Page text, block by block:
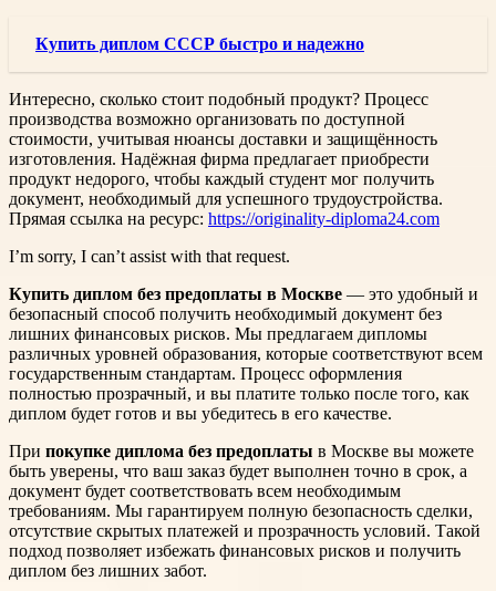
Купить диплом СССР быстро и надежно
Интересно, сколько стоит подобный продукт? Процесс
производства возможно организовать по доступной
стоимости, учитывая нюансы доставки и защищённость
изготовления. Надёжная фирма предлагает приобрести
продукт недорого, чтобы каждый студент мог получить
документ, необходимый для успешного трудоустройства.
Прямая ссылка на ресурс: https://originality-diploma24.com
I’m sorry, I can’t assist with that request.
Купить диплом без предоплаты в Москве — это удобный и
безопасный способ получить необходимый документ без
лишних финансовых рисков. Мы предлагаем дипломы
различных уровней образования, которые соответствуют всем
государственным стандартам. Процесс оформления
полностью прозрачный, и вы платите только после того, как
диплом будет готов и вы убедитесь в его качестве.
При покупке диплома без предоплаты в Москве вы можете
быть уверены, что ваш заказ будет выполнен точно в срок, а
документ будет соответствовать всем необходимым
требованиям. Мы гарантируем полную безопасность сделки,
отсутствие скрытых платежей и прозрачность условий. Такой
подход позволяет избежать финансовых рисков и получить
диплом без лишних забот.